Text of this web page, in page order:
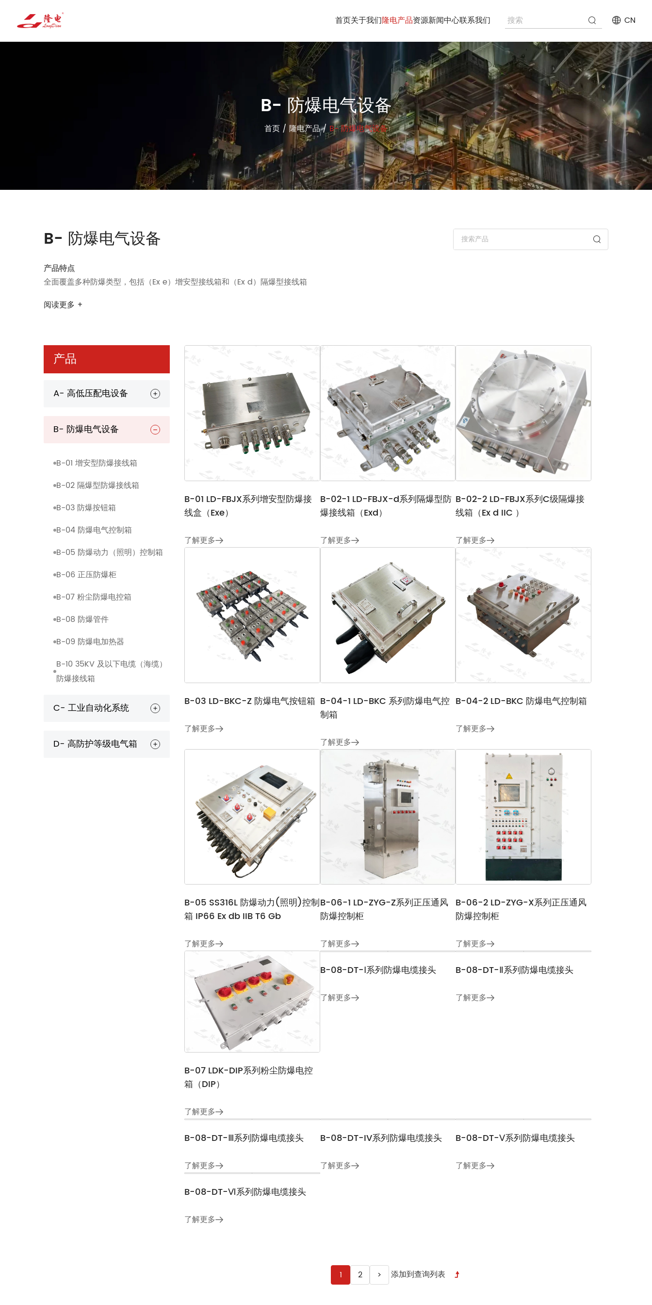
首页关于我们隆电产品资源新闻中心联系我们 CN
B- 防爆电气设备
首页 / 隆电产品/ B- 防爆电气设备
B- 防爆电气设备
产品特点
全面覆盖多种防爆类型，包括（Ex e）增安型接线箱和（Ex d）隔爆型接线箱
标准配置包括防腐蚀、防尘和防水性能
适用于易燃和易爆的危险环境，如石化厂、油田开采、海上工程和化工园区
代表性项目包括盛里油田和福建谷雷乙烯项目
核心优势
通过ATEX和IECEx防爆标准认证
获得认证石化电气检查机构的防爆电气系统的安装和维护资格
获批为中国海上石油集团公司（CNOOC）一级供应商
设计用于在恶劣和危险环境中长期稳定运行
双重认证：防爆防护+IP66入侵防护
针对严格的石油天然气及化工行业条件量身定制的端到端质量控制
在高效交付大型工程项目方面具备成熟能力
制造工艺
外壳由316升不锈钢制成
严格遵守IEC 60079和GB 3836系列标准制造
自定义范围
防爆配电箱
防爆控制站（按钮箱）
防爆电气控制面板
可定制参数包括额定电压/电流、防爆类型、入口防护额定和安装接口
阅读更多 +
B-01 LD-FBJX系列增安型防爆接
线盒（Exe）
了解更多
B-02-1 LD-FBJX-d系列隔爆型防
爆接线箱（Exd）
了解更多
B-02-2 LD-FBJX系列C级隔爆接
线箱（Ex d IIC ）
了解更多
B-03 LD-BKC-Z 防爆电气按钮箱
了解更多
B-04-1 LD-BKC 系列防爆电气控
制箱
了解更多
B-04-2 LD-BKC 防爆电气控制箱
了解更多
B-05 SS316L 防爆动力(照明)控制
箱 IP66 Ex db IIB T6 Gb
了解更多
B-06-1 LD-ZYG-Z系列正压通风
防爆控制柜
了解更多
B-06-2 LD-ZYG-X系列正压通风
防爆控制柜
了解更多
B-07 LDK-DIP系列粉尘防爆电控
箱（DIP）
了解更多
了解更多 了解更多
产品
A- 高低压配电设备
B- 防爆电气设备
B-01 增安型防爆接线箱
B-02 隔爆型防爆接线箱
B-03 防爆按钮箱
B-04 防爆电气控制箱
B-05 防爆动力（照明）控制箱
B-06 正压防爆柜
B-07 粉尘防爆电控箱
B-08 防爆管件
B-09 防爆电加热器
B-10 35KV 及以下电缆（海缆）
防爆接线箱
C- 工业自动化系统
D- 高防护等级电气箱